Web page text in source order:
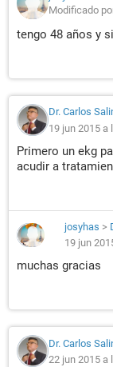
Modificado
tengo 48 años y
Dr. Carlos
19 jun 2015 a
Primero un ekg
acudir a
josyhas >
19 jun
muchas gracias
Dr. Carlos
22 jun 2015 a